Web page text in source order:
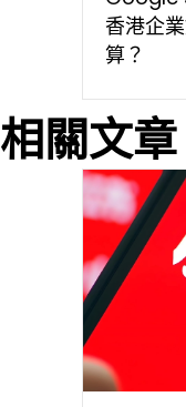
香港企
算？
相關文章